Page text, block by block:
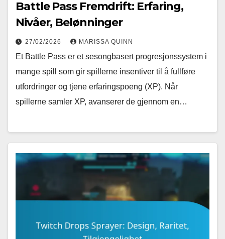
Battle Pass Fremdrift: Erfaring,
Nivåer, Belønninger
27/02/2026 MARISSA QUINN
Et Battle Pass er et sesongbasert progresjonssystem i
mange spill som gir spillerne insentiver til å fullføre
utfordringer og tjene erfaringspoeng (XP). Når
spillerne samler XP, avanserer de gjennom en…